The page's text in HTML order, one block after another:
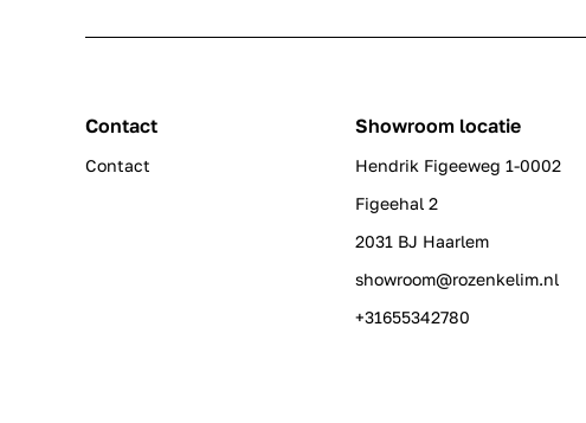
Contact
Contact
Showroom locatie
Hendrik Figeeweg 1-0002
Figeehal 2
2031 BJ Haarlem
showroom@rozenkelim.nl
+31655342780